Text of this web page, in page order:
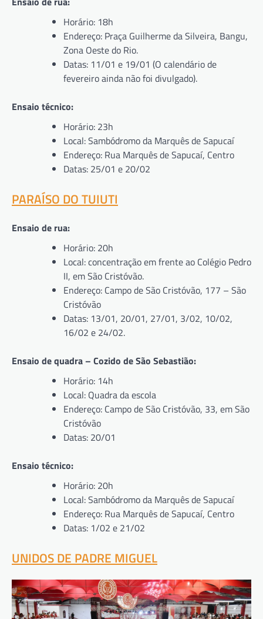
Horário: 18h
Endereço: Praça Guilherme da Silveira, Bangu,
Zona Oeste do Rio.
Datas: 11/01 e 19/01 (O calendário de
fevereiro ainda não foi divulgado).
Ensaio técnico:
Horário: 23h
Local: Sambódromo da Marquês de Sapucaí
Endereço: Rua Marquês de Sapucaí, Centro
Datas: 25/01 e 20/02
PARAÍSO DO TUIUTI
Ensaio de rua:
Horário: 20h
Local: concentração em frente ao Colégio Pedro
II, em São Cristóvão.
Endereço: Campo de São Cristóvão, 177 – São
Cristóvão
Datas: 13/01, 20/01, 27/01, 3/02, 10/02,
16/02 e 24/02.
Ensaio de quadra – Cozido de São Sebastião:
Horário: 14h
Local: Quadra da escola
Endereço: Campo de São Cristóvão, 33, em São
Cristóvão
Datas: 20/01
Ensaio técnico:
Horário: 20h
Local: Sambódromo da Marquês de Sapucaí
Endereço: Rua Marquês de Sapucaí, Centro
Datas: 1/02 e 21/02
UNIDOS DE PADRE MIGUEL